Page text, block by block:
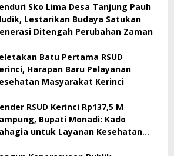
Sko Lima Desa Tanjung Pauh
Lestarikan Budaya Satukan
Ditengah Perubahan Zaman
Batu Pertama RSUD
Harapan Baru Pelayanan
Masyarakat Kerinci
RSUD Kerinci Rp137,5 M
Bupati Monadi: Kado
untuk Layanan Kesehatan